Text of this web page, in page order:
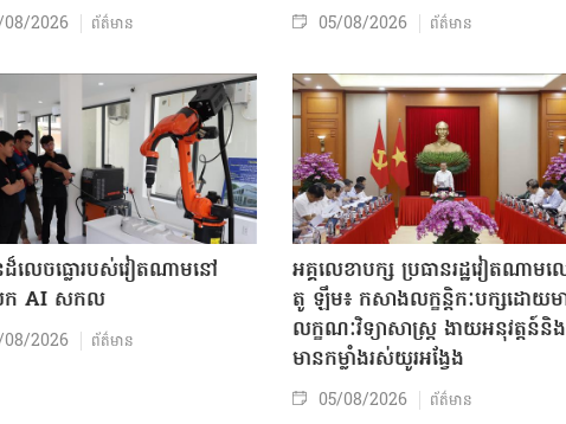
08/2026 ព័ត៌មាន 05/08/2026 ព័ត៌មាន
នដ៏លេចធ្លោរបស់វៀតណាមនៅ
លក AI សកល
08/2026 ព័ត៌មាន
អគ្គលេខាបក្ស ប្រធានរដ្ឋវៀតណាម
តូ ឡឹម៖ កសាងលក្ខន្តិកៈបក្សដោយម
លក្ខណៈវិទ្យាសាស្ត្រ ងាយអនុវត្តន៍និង
មានកម្លាំងរស់យូរអង្វែង
05/08/2026 ព័ត៌មាន